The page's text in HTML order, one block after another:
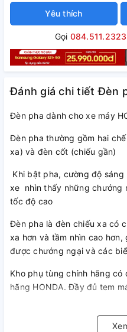
Yêu thích
Gọi 084.511.2323
Đánh giá chi tiết Đèn
Đèn pha dành cho xe máy
Đèn pha thường gồm hai
xa) và đèn cốt (chiếu gần)
Khi bật pha, cường độ
xe nhìn thấy những chướng
tốc độ cao
Đèn pha là đèn chiếu xa có
xa hơn và tầm nhìn cao
được chướng ngại và các
Kho phụ tùng chính hãng
hãng HONDA. Đầy đủ tem